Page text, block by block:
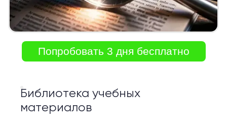
Попробовать 3 дня бесплатно
Библиотека учебных
материалов